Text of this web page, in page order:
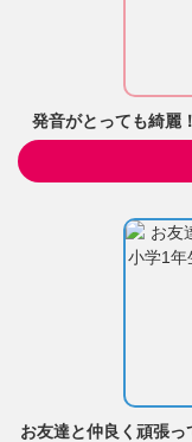
発音がとっても綺
お友達と仲良く頑張